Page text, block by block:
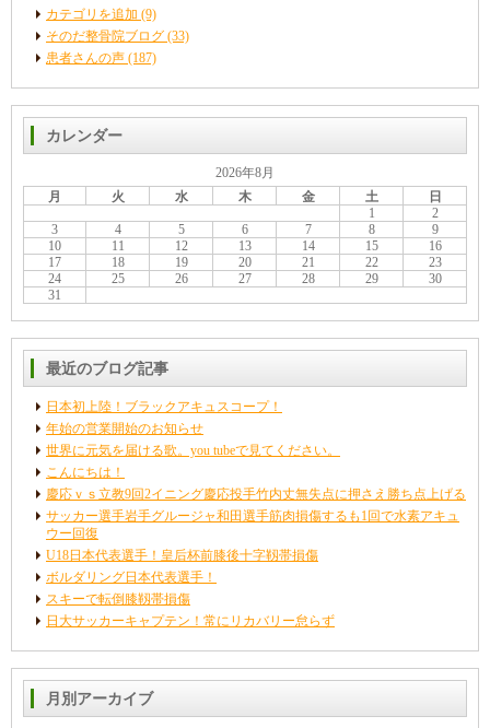
カテゴリを追加 (9)
そのだ整骨院ブログ (33)
患者さんの声 (187)
カレンダー
2026年8月
月
火 水 木 金 土
日
1
2
3
4 5 6 7 8
9
10
11 12 13 14 15
16
17
18 19 20 21 22
23
24
25 26 27 28 29
30
31
最近のブログ記事
日本初上陸！ブラックアキュスコープ！
年始の営業開始のお知らせ
世界に元気を届ける歌。you tubeで見てください。
こんにちは！
慶応ｖｓ立教9回2イニング慶応投手竹内丈無失点に押さえ勝ち点上げる
サッカー選手岩手グルージャ和田選手筋肉損傷するも1回で水素アキュ
ウー回復
U18日本代表選手！皇后杯前膝後十字靱帯損傷
ボルダリング日本代表選手！
スキーで転倒膝靱帯損傷
日大サッカーキャプテン！常にリカバリー怠らず
月別アーカイブ